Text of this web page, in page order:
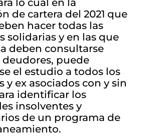
lo cual en la
de cartera del 2021 que
hacer todas las
solidarias y en las que
deben consultarse
puede
el estudio a todos los
y ex asociados con y sin
identificar los
insolventes y
de un programa de